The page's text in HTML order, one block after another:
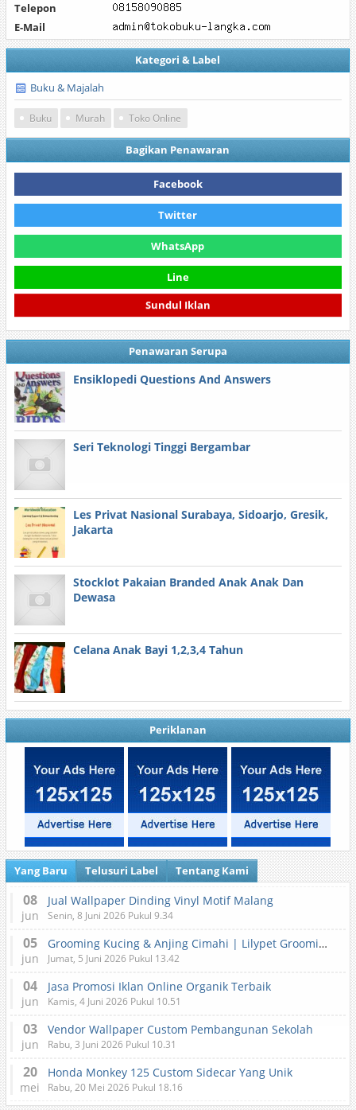
Telepon
E-Mail
Kategori & Label
Buku & Majalah
Buku Murah Toko Online
Bagikan Penawaran
Facebook
Twitter
WhatsApp
Line
Sundul Iklan
Penawaran Serupa
Ensiklopedi Questions And Answers
Seri Teknologi Tinggi Bergambar
Les Privat Nasional Surabaya, Sidoarjo, Gresik,
Jakarta
Stocklot Pakaian Branded Anak Anak Dan
Dewasa
Celana Anak Bayi 1,2,3,4 Tahun
Periklanan
Yang Baru Telusuri Label Tentang Kami
08
jun
Jual Wallpaper Dinding Vinyl Motif Malang
Senin, 8 Juni 2026 Pukul 9.34
05
jun
Grooming Kucing & Anjing Cimahi | Lilypet Grooming & Pet Hotel
Jumat, 5 Juni 2026 Pukul 13.42
04
jun
Jasa Promosi Iklan Online Organik Terbaik
Kamis, 4 Juni 2026 Pukul 10.51
03
jun
Vendor Wallpaper Custom Pembangunan Sekolah
Rabu, 3 Juni 2026 Pukul 10.31
20
mei
Honda Monkey 125 Custom Sidecar Yang Unik
Rabu, 20 Mei 2026 Pukul 18.16